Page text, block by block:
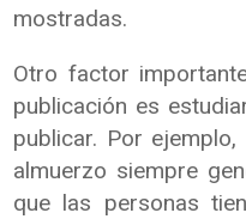
mostradas.
Otro factor
publicación es
publicar. Por
almuerzo siempre
que las personas